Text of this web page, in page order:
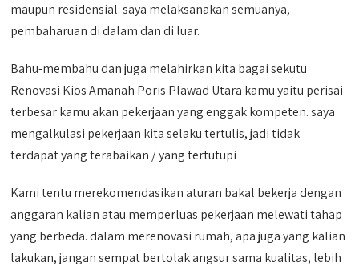
maupun residensial. saya melaksanakan semuanya,
pembaharuan di dalam dan di luar.
Bahu-membahu dan juga melahirkan kita bagai sekutu
Renovasi Kios Amanah Poris Plawad Utara kamu yaitu perisai
terbesar kamu akan pekerjaan yang enggak kompeten. saya
mengalkulasi pekerjaan kita selaku tertulis, jadi tidak
terdapat yang terabaikan / yang tertutupi
Kami tentu merekomendasikan aturan bakal bekerja dengan
anggaran kalian atau memperluas pekerjaan melewati tahap
yang berbeda. dalam merenovasi rumah, apa juga yang kalian
lakukan, jangan sempat bertolak angsur sama kualitas, lebih